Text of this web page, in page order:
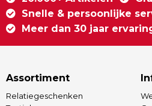
Snelle & persoonlijke
Meer dan 30 jaar
Assortiment
Relatiegeschenken